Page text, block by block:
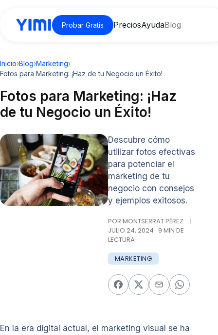
Probar Gratis PreciosAyudaBlog
Inicio›Blog›Marketing›
Fotos para Marketing: ¡Haz de tu Negocio un Éxito!
Fotos para Marketing: ¡Haz
de tu Negocio un Éxito!
Descubre cómo
utilizar fotos efectivas
para potenciar el
marketing de tu
negocio con consejos
y ejemplos exitosos.
POR MONTSERRAT PÉREZ
|
JULIO 24, 2024 · 9 MIN DE
LECTURA
MARKETING
En la era digital actual, el marketing visual se ha